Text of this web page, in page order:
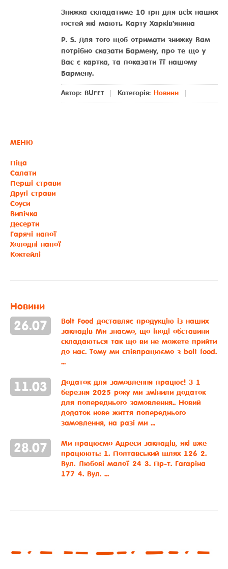
Знижка складатиме 10 грн для всіх наших
гостей які мають Карту Харків’янина
P. S. Для того щоб отримати знижку Вам
потрібно сказати Бармену, про те що у
Вас є картка, та показати її нашому
Бармену.
Автор: BUFET Категорія: Новини
МЕНЮ
Піца
Салати
Перші страви
Другі страви
Соуси
Випічка
Десерти
Гарячі напої
Холодні напої
Коктейлі
Новини
26.07
Bolt Food доставляє продукцію із наших
закладів Ми знаємо, що іноді обставини
складаються так що ви не можете прийти
до нас. Тому ми співпрацюємо з bolt food.
...
11.03 Додаток для замовлення працює! З 1
березня 2025 року ми змінили додаток
для попереднього замовлення.. Новий
додаток нове життя попереднього
замовлення, на разі ми ...
28.07 Ми працюємо Адреси закладів, які вже
працюють: 1. Полтавський шлях 126 2.
Вул. Любові малої 24 3. Пр-т. Гагаріна
177 4. Вул. ...